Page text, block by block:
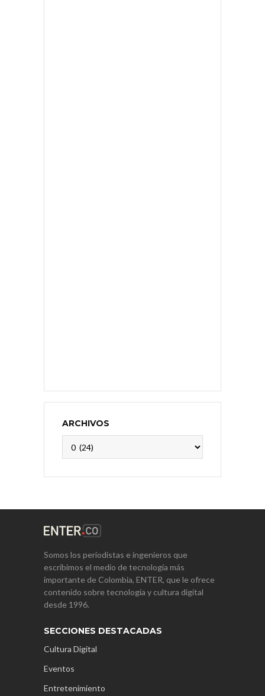
ARCHIVOS
Somos los periodistas e ingenieros que
escribimos el medio de tecnología más
importante de Colombia, ENTER, que le ofrece
contenido sobre tecnología y cultura digital
desde 1996.
SECCIONES DESTACADAS
Cultura Digital
Eventos
Entretenimiento